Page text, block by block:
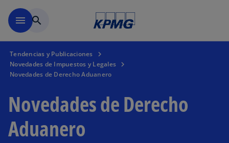
menu search
Tendencias y Publicaciones
Novedades de Impuestos y Legales
Novedades de Derecho Aduanero
Novedades de Derecho
Aduanero